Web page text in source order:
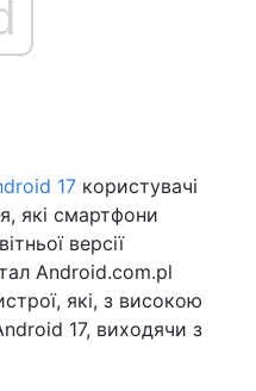
Політика
Світ
Наука
Лайт
17 користувачі
які смартфони
версії
Android.com.pl
які, з високою
17, виходячи з